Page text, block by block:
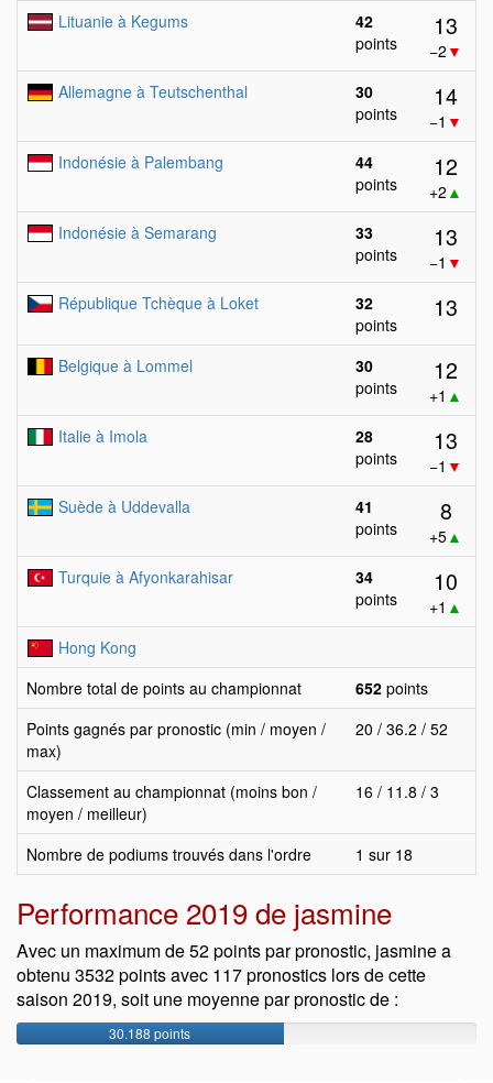
Lituanie à Kegums
42
points
13
−2 ▼
Allemagne à Teutschenthal
30
points
14
−1 ▼
Indonésie à Palembang
44
points
12
+2 ▲
Indonésie à Semarang
33
points
13
−1 ▼
République Tchèque à Loket
32
points
13
Belgique à Lommel
30
points
12
+1 ▲
Italie à Imola
28
points
13
−1 ▼
Suède à Uddevalla
41
points
8
+5▲
Turquie à Afyonkarahisar
34
points
10
+1 ▲
Hong Kong
Nombre total de points au championnat
652 points
Points gagnés par pronostic (min / moyen /
max)
20 / 36.2 / 52
Classement au championnat (moins bon /
moyen / meilleur)
16 / 11.8 / 3
Nombre de podiums trouvés dans l'ordre 1 sur 18
Performance 2019 de jasmine
Avec un maximum de 52 points par pronostic, jasmine a
obtenu 3532 points avec 117 pronostics lors de cette
saison 2019, soit une moyenne par pronostic de :
30.188 points